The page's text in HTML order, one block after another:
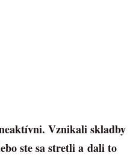
Vznikali skladby
ste sa stretli a dali to